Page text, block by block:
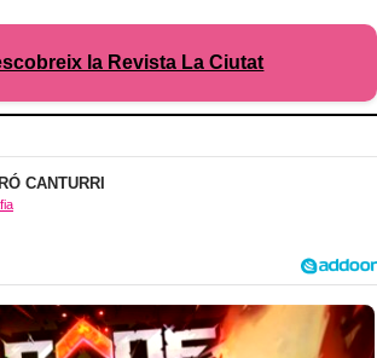
la Revista La Ciutat
CANTURRI